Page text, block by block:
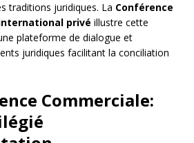
traditions juridiques. La Conférence
privé illustre cette
plateforme de dialogue et
juridiques facilitant la conciliation
Commerciale: